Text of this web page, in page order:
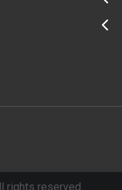
rights reserved.